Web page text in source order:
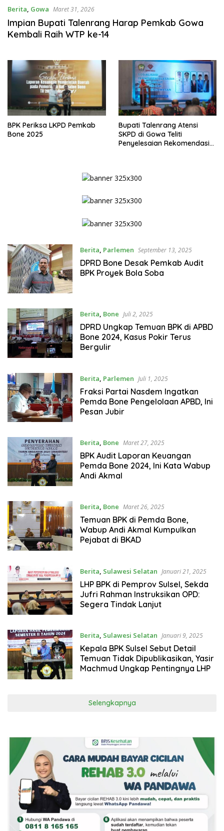
Berita, Gowa Maret 31, 2026
Impian Bupati Talenrang Harap Pemkab Gowa
Kembali Raih WTP ke-14
BPK Periksa LKPD Pemkab
Bone 2025
Bupati Talenrang Atensi
SKPD di Gowa Teliti
Penyelesaian Rekomendasi
Berita Parlemen September 13, 2025
DPRD Bone Desak Pemkab Audit
BPK Proyek Bola Soba
Berita, Bone Juli 2, 2025
DPRD Ungkap Temuan BPK di APBD
Bone 2024, Kasus Pokir Terus
Bergulir
Berita Parlemen Juli 1, 2025
Fraksi Partai Nasdem Ingatkan
Pemda Bone Pengelolaan APBD, Ini
Pesan Jubir
Berita, Bone Maret 27, 2025
BPK Audit Laporan Keuangan
Pemda Bone 2024, Ini Kata Wabup
Andi Akmal
Berita, Bone Maret 26, 2025
Temuan BPK di Pemda Bone,
Wabup Andi Akmal Kumpulkan
Pejabat di BKAD
Berita, Sulawesi Selatan Januari 21, 2025
LHP BPK di Pemprov Sulsel, Sekda
Jufri Rahman Instruksikan OPD:
Segera Tindak Lanjut
Berita, Sulawesi Selatan Januari 9, 2025
Kepala BPK Sulsel Sebut Detail
Temuan Tidak Dipublikasikan, Yasir
Machmud Ungkap Pentingnya LHP
Selengkapnya